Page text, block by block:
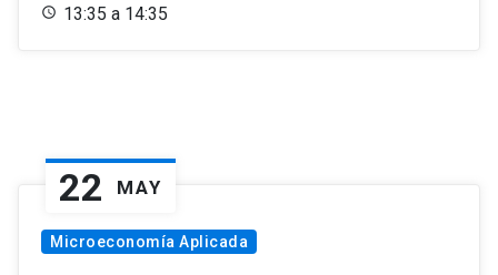
13:35 a 14:35
22 MAY
Microeconomía Aplicada